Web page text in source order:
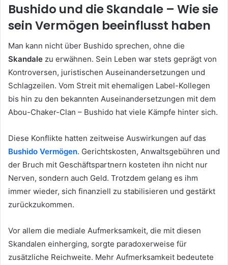
Bushido und die Skandale – Wie sie
sein Vermögen beeinflusst haben
Man kann nicht über Bushido sprechen, ohne die
Skandale zu erwähnen. Sein Leben war stets geprägt von
Kontroversen, juristischen Auseinandersetzungen und
Schlagzeilen. Vom Streit mit ehemaligen Label-Kollegen
bis hin zu den bekannten Auseinandersetzungen mit dem
Abou-Chaker-Clan – Bushido hat viele Kämpfe hinter sich.
Diese Konflikte hatten zeitweise Auswirkungen auf das
Bushido Vermögen. Gerichtskosten, Anwaltsgebühren und
der Bruch mit Geschäftspartnern kosteten ihn nicht nur
Nerven, sondern auch Geld. Trotzdem gelang es ihm
immer wieder, sich finanziell zu stabilisieren und gestärkt
zurückzukommen.
Vor allem die mediale Aufmerksamkeit, die mit diesen
Skandalen einherging, sorgte paradoxerweise für
zusätzliche Reichweite. Mehr Aufmerksamkeit bedeutete